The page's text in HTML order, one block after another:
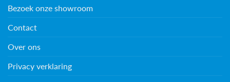
Bezoek onze showroom
Contact
Over ons
Privacy verklaring